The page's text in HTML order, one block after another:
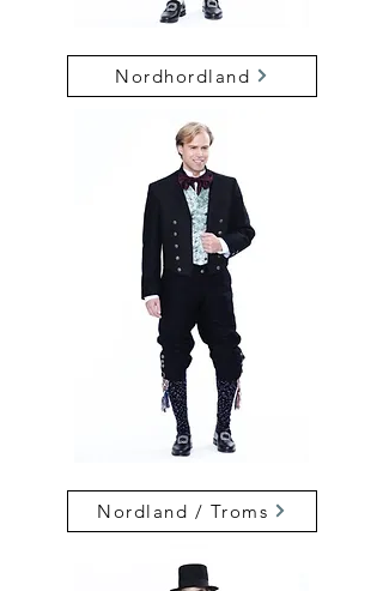
Nordhordland
Nordland / Troms